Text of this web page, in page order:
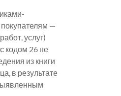
—
услуг)
кодом 26 не
из книги
в результате